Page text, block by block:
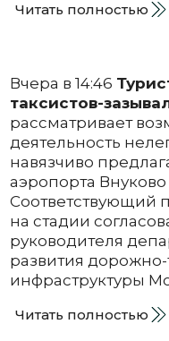
Читать полностью
Вчера в 14:46
таксистов-
рассматривает
деятельность
навязчиво
аэропорта
Соответствующий
на стадии
руководителя
развития
инфраструктуры
Читать полностью